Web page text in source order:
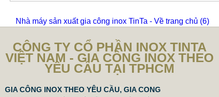
Nhà máy sản xuất gia công inox TinTa - Về trang chủ (6)
CÔNG TY CỔ PHẦN INOX TINTA
VIỆT NAM - GIA CÔNG INOX THEO
YÊU CẦU TẠI TPHCM
GIA CÔNG INOX THEO YÊU CẦU, GIA CONG